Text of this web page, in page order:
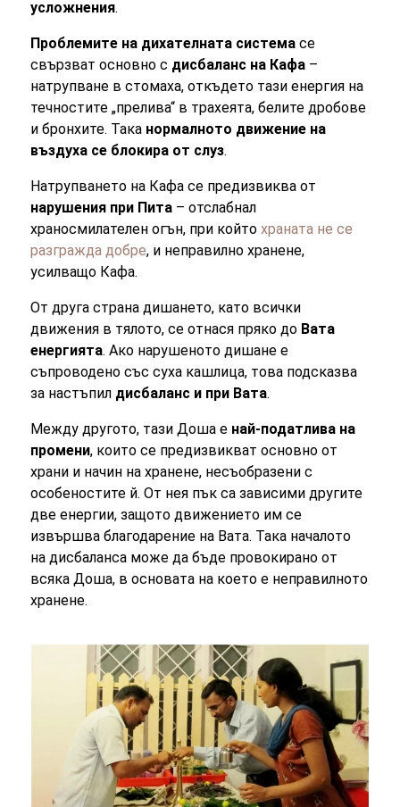
усложнения.
Проблемите на дихателната система се
свързват основно с дисбаланс на Кафа –
натрупване в стомаха, откъдето тази енергия на
течностите „прелива“ в трахеята, белите дробове
и бронхите. Така нормалното движение на
въздуха се блокира от слуз.
Натрупването на Кафа се предизвиква от
нарушения при Пита – отслабнал
храносмилателен огън, при койтохраната не се
разгражда добре, и неправилно хранене,
усилващо Кафа.
От друга страна дишането, като всички
движения в тялото, се отнася пряко до Вата
енергията. Ако нарушеното дишане е
съпроводено със суха кашлица, това подсказва
за настъпил дисбаланс и при Вата.
Между другото, тази Доша е най-податлива на
промени, които се предизвикват основно от
храни и начин на хранене, несъобразени с
особеностите й. От нея пък са зависими другите
две енергии, защото движението им се
извършва благодарение на Вата. Така началото
на дисбаланса може да бъде провокирано от
всяка Доша, в основата на което е неправилното
хранене.